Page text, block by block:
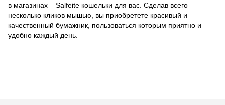
в магазинах – Salfeite кошельки для вас. Сделав всего
несколько кликов мышью, вы приобретете красивый и
качественный бумажник, пользоваться которым приятно и
удобно каждый день.